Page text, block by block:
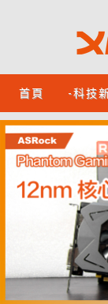
首頁 -科技